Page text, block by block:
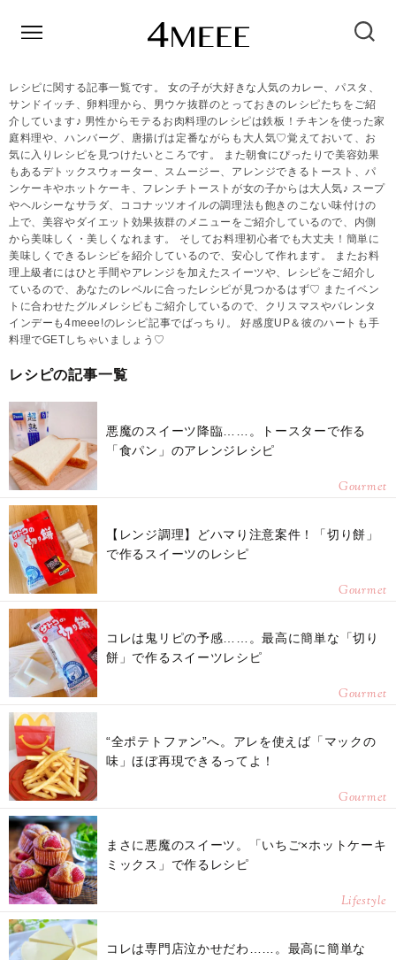
レシピに関する記事一覧です。 女の子が大好きな人気のカレー、パスタ、
サンドイッチ、卵料理から、男ウケ抜群のとっておきのレシピたちをご紹
介しています♪ 男性からモテるお肉料理のレシピは鉄板！チキンを使った家
庭料理や、ハンバーグ、唐揚げは定番ながらも大人気♡覚えておいて、お
気に入りレシピを見つけたいところです。 また朝食にぴったりで美容効果
もあるデトックスウォーター、スムージー、アレンジできるトースト、パ
ンケーキやホットケーキ、フレンチトーストが女の子からは大人気♪ スープ
やヘルシーなサラダ、ココナッツオイルの調理法も飽きのこない味付けの
上で、美容やダイエット効果抜群のメニューをご紹介しているので、内側
から美味しく・美しくなれます。 そしてお料理初心者でも大丈夫！簡単に
美味しくできるレシピを紹介しているので、安心して作れます。 またお料
理上級者にはひと手間やアレンジを加えたスイーツや、レシピをご紹介し
ているので、あなたのレベルに合ったレシピが見つかるはず♡ またイベン
トに合わせたグルメレシピもご紹介しているので、クリスマスやバレンタ
インデーも4meee!のレシピ記事でばっちり。 好感度UP＆彼のハートも手
料理でGETしちゃいましょう♡
レシピの記事一覧
悪魔のスイーツ降臨……。トースターで作る
「食パン」のアレンジレシピ
Gourmet
【レンジ調理】どハマり注意案件！「切り餅」
で作るスイーツのレシピ
Gourmet
コレは鬼リピの予感……。最高に簡単な「切り
餅」で作るスイーツレシピ
Gourmet
“全ポテトファン”へ。アレを使えば「マックの
味」ほぼ再現できるってよ！
Gourmet
まさに悪魔のスイーツ。「いちご×ホットケーキ
ミックス」で作るレシピ
Lifestyle
コレは専門店泣かせだわ……。最高に簡単な